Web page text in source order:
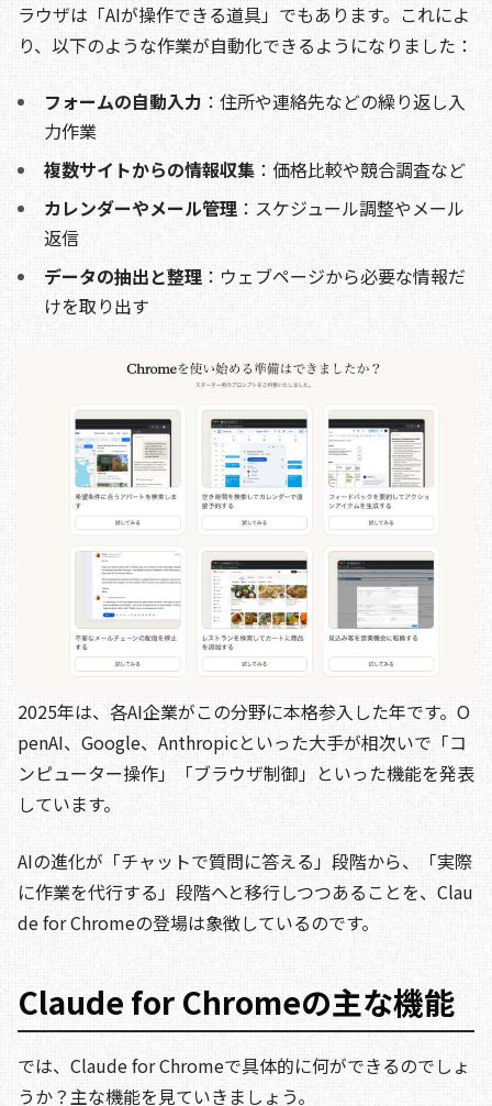
ラウザは「AIが操作できる道具」でもあります。これによ
り、以下のような作業が自動化できるようになりました：
フォームの自動入力 ：住所や連絡先などの繰り返し入
力作業
複数サイトからの情報収集 ：価格比較や競合調査など
カレンダーやメール管理 ：スケジュール調整やメール
返信
データの抽出と整理 ：ウェブページから必要な情報だ
けを取り出す
2025年は、各AI企業がこの分野に本格参入した年です。O
penAI、Google、Anthropicといった大手が相次いで「コ
ンピューター操作」「ブラウザ制御」といった機能を発表
しています。
AIの進化が「チャットで質問に答える」段階から、「実際
に作業を代行する」段階へと移行しつつあることを、Clau
de for Chromeの登場は象徴しているのです。
Claude for Chromeの主な機能
では、Claude for Chromeで具体的に何ができるのでしょ
うか？主な機能を見ていきましょう。